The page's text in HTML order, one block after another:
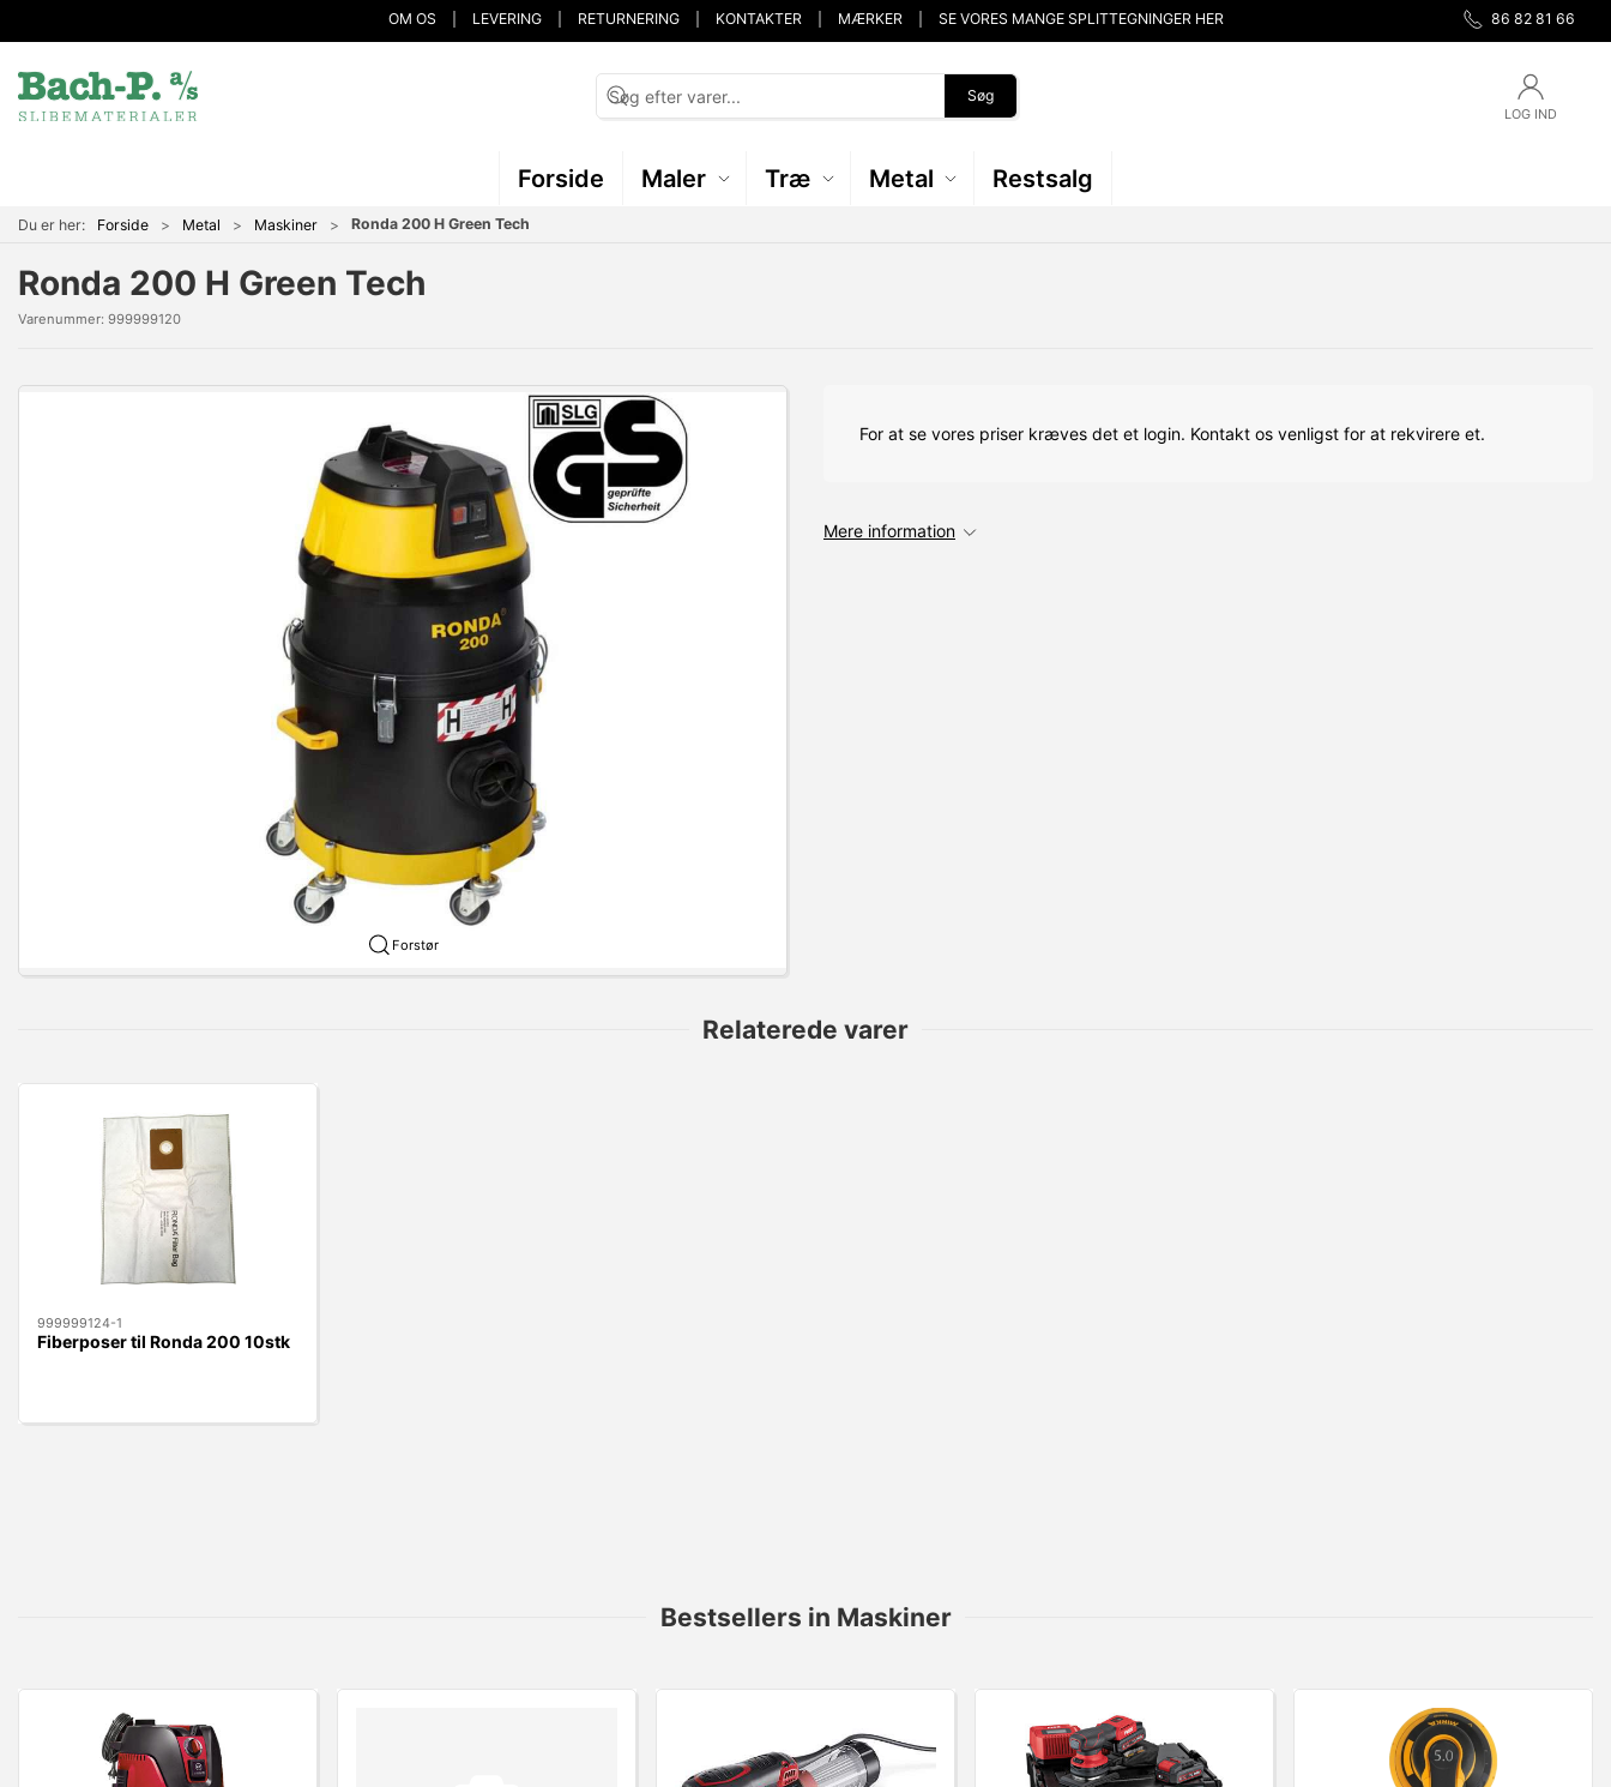
OM OS LEVERING RETURNERING KONTAKTER MÆRKER SE VORES MANGE SPLITTEGNINGER HER 86 82 81 66
Søg
LOG IND
Forside Maler Træ Metal Restsalg
Du er her: Forside Metal Maskiner Ronda 200 H Green Tech
Ronda 200 H Green Tech
Varenummer: 999999120
Forstør
For at se vores priser kræves det et login. Kontakt os venligst for at rekvirere et.
Mere information
Relaterede varer
999999124-1
Fiberposer til Ronda 200 10stk
Bestsellers in Maskiner